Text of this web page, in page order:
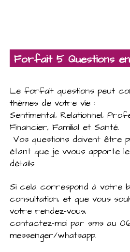
Forfait 5 Questions
Le forfait questions peut
thèmes de votre vie :
Sentimental, Relationnel,
Financier, Familial et Santé.
Vos questions doivent être
étant que je vvous apporte le
détails.
Si cela correspond à votre
consultation, et que vous
votre rendez-vous,
contactez-moi par sms au
messenger/whatsapp.